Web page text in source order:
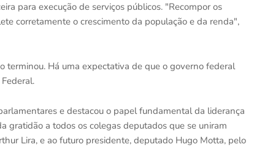
para execução de serviços públicos. "Recompor os
corretamente o crescimento da população e da renda",
terminou. Há uma expectativa de que o governo federal
e destacou o papel fundamental da liderança
gratidão a todos os colegas deputados que se uniram
Lira, e ao futuro presidente, deputado Hugo Motta, pelo